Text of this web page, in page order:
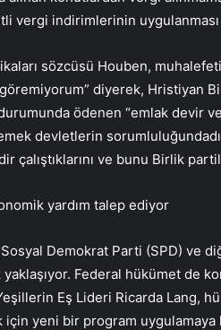
vergi indirimlerinin
sözcüsü Houben,
diyerek, Hristiyan
ödenen “emlak devir
devletlerin
çalıştıklarını ve bunu Birlik
yardım talep ediyor
Demokrat Parti (SPD) ve
yaklaşıyor. Federal hükümet de
Eş Lideri Ricarda Lang,
yeni bir program uygulamaya